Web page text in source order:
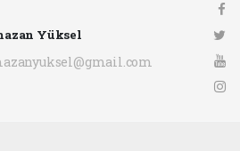
Yüksel